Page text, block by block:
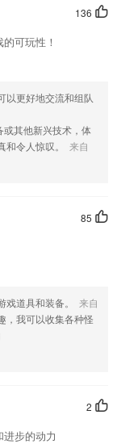
频
，您可以到应用商店
的对产品进行优化修
136
可玩性！
以更好地交流和组队
其他新兴技术，体
令人惊叹。
来自
85
道具和装备。
来自
，我可以收集各种怪
2
步的动力